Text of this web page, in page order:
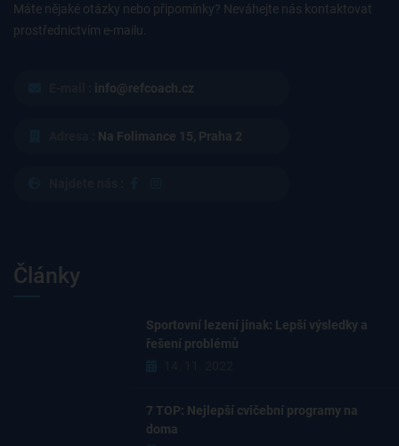
Máte nějaké otázky nebo připomínky? Neváhejte nás kontaktovat
prostřednictvím e-mailu.
info@refcoach.cz
Na Folimance 15, Praha 2
Články
Sportovní lezení jinak: Lepší výsledky a
řešení problémů
7 TOP: Nejlepší cvičební programy na
doma